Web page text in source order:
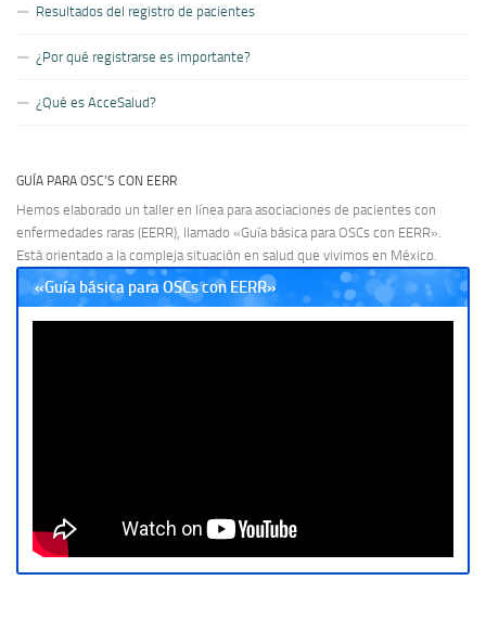
Resultados del registro de pacientes
¿Por qué registrarse es importante?
¿Qué es AcceSalud?
GUÍA PARA OSC’S CON EERR
Hemos elaborado un taller en línea para asociaciones de pacientes con
enfermedades raras (EERR), llamado «Guía básica para OSCs con EERR».
Está orientado a la compleja situación en salud que vivimos en México.
«Guía básica para OSCs con EERR»